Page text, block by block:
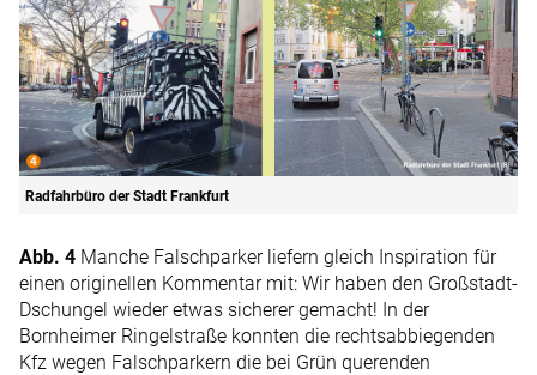
Radfahrbüro der Stadt Frankfurt
Abb. 4 Manche Falschparker liefern gleich Inspiration für
einen originellen Kommentar mit: Wir haben den Großstadt-
Dschungel wieder etwas sicherer gemacht! In der
Bornheimer Ringelstraße konnten die rechtsabbiegenden
Kfz wegen Falschparkern die bei Grün querenden